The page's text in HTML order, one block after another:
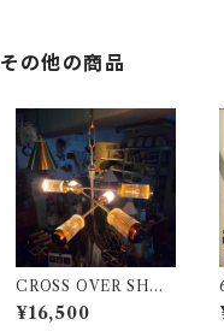
その他の商品
CROSS OVER SHAD
E クロスオーバーシェ
ード 802PRODUCTS
¥16,500